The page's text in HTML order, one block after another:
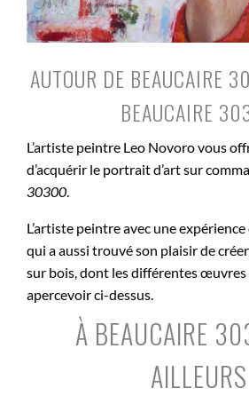
AUTOUR DE BEAUCAIRE
BEAUCAIRE
L’artiste peintre Leo Novoro vous
d’acquérir le portrait d’art sur
30300.
L’artiste peintre avec une
qui a aussi trouvé son plaisir de
sur bois, dont les différentes œuvres
apercevoir ci-dessus.
À BEAUCAIRE
AILLEURS